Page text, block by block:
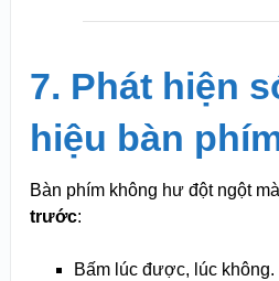
7. Phát hiện
hiệu bàn
Bàn phím không hư đột ngột
trước:
Bấm lúc được, lúc không.